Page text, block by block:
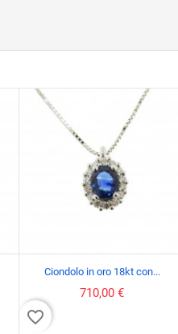
Ciondolo in oro 18kt con...
710,00 €
favorite_border